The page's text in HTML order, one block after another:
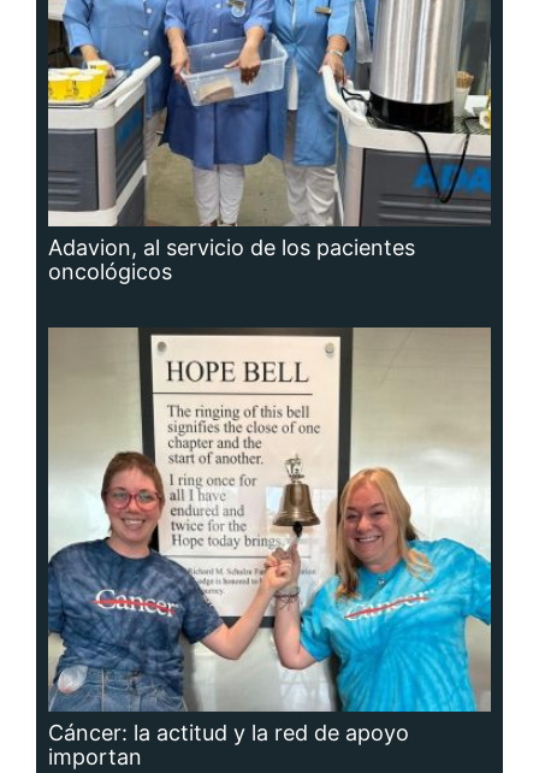
Adavion, al servicio de los pacientes
oncológicos
Cáncer: la actitud y la red de apoyo
importan